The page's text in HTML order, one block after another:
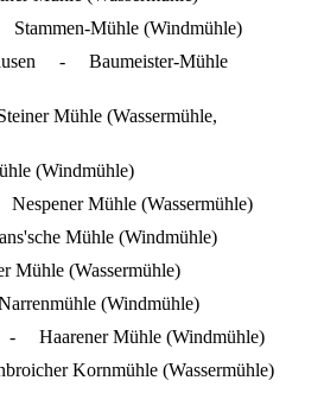
Mühle (Windmühle)
- Baumeister-Mühle
Mühle (Wassermühle,
(Windmühle)
Mühle (Wassermühle)
Mühle (Windmühle)
(Wassermühle)
(Windmühle)
Haarener Mühle (Windmühle)
Kornmühle (Wassermühle)